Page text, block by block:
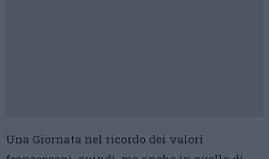
Una Giornata nel ricordo dei valori